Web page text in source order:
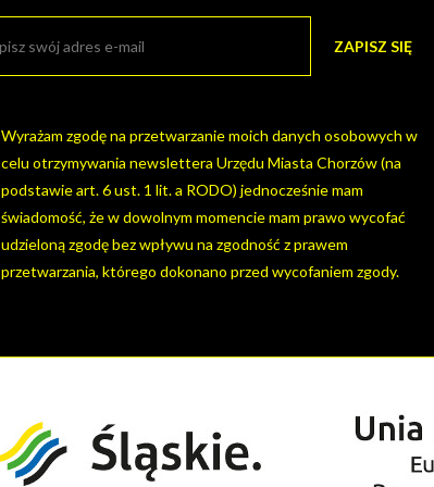
CENTRUM
I KINO
GRAJFKA
Wyrażam zgodę na przetwarzanie moich danych osobowych w
celu otrzymywania newslettera Urzędu Miasta Chorzów (na
podstawie art. 6 ust. 1 lit. a RODO) jednocześnie mam
świadomość, że w dowolnym momencie mam prawo wycofać
udzieloną zgodę bez wpływu na zgodność z prawem
przetwarzania, którego dokonano przed wycofaniem zgody.